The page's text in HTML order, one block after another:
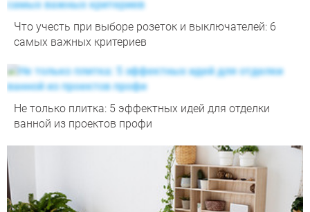
Что учесть при выборе розеток и выключателей: 6
самых важных критериев
Не только плитка: 5 эффектных идей для отделки
ванной из проектов профи